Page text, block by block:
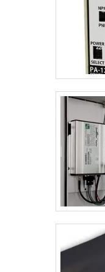
mais moderno,
peças para
ar com ótima
satisfação dos
nos melhores
instalações
confiança e boa
uma empresa
por toda
sucesso aos